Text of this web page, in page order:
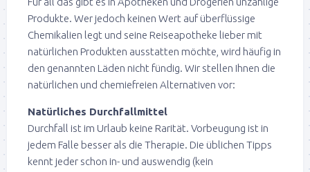
Produkte. Wer jedoch keinen Wert auf überflüssige
Chemikalien legt und seine Reiseapotheke lieber mit
natürlichen Produkten ausstatten möchte, wird häufig in
den genannten Läden nicht fündig. Wir stellen Ihnen die
natürlichen und chemiefreien Alternativen vor:
Natürliches Durchfallmittel
Durchfall ist im Urlaub keine Rarität. Vorbeugung ist in
jedem Falle besser als die Therapie. Die üblichen Tipps
kennt jeder schon in- und auswendig (kein